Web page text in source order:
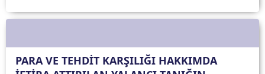
PARA VE TEHDİT KARŞILIĞI HAKKIMDA